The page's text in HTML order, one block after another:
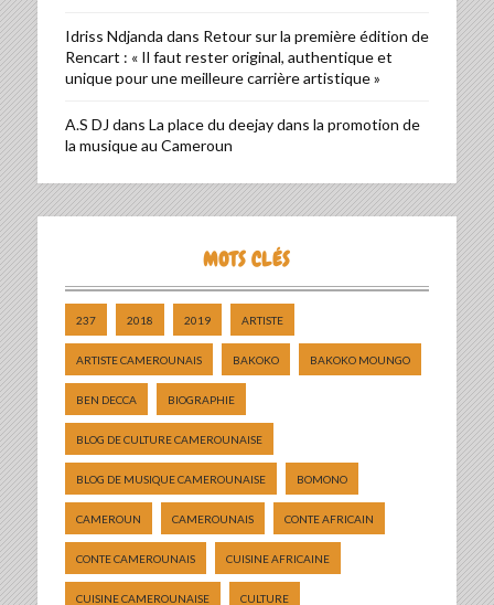
Idriss Ndjanda dans Retour sur la première édition de
Rencart : « Il faut rester original, authentique et
unique pour une meilleure carrière artistique »
A.S DJ dans La place du deejay dans la promotion de
la musique au Cameroun
MOTS CLÉS
237 2018 2019 ARTISTE
ARTISTE CAMEROUNAIS BAKOKO BAKOKO MOUNGO
BEN DECCA BIOGRAPHIE
BLOG DE CULTURE CAMEROUNAISE
BLOG DE MUSIQUE CAMEROUNAISE BOMONO
CAMEROUN CAMEROUNAIS CONTE AFRICAIN
CONTE CAMEROUNAIS CUISINE AFRICAINE
CUISINE CAMEROUNAISE CULTURE